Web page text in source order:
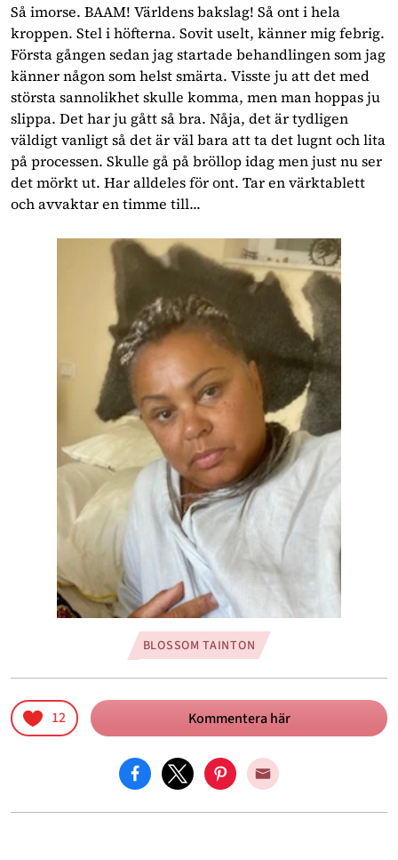
Så imorse. BAAM! Världens bakslag! Så ont i hela
kroppen. Stel i höfterna. Sovit uselt, känner mig febrig.
Första gången sedan jag startade behandlingen som jag
känner någon som helst smärta. Visste ju att det med
största sannolikhet skulle komma, men man hoppas ju
slippa. Det har ju gått så bra. Nåja, det är tydligen
väldigt vanligt så det är väl bara att ta det lugnt och lita
på processen. Skulle gå på bröllop idag men just nu ser
det mörkt ut. Har alldeles för ont. Tar en värktablett
och avvaktar en timme till...
BLOSSOM TAINTON
12 Kommentera här